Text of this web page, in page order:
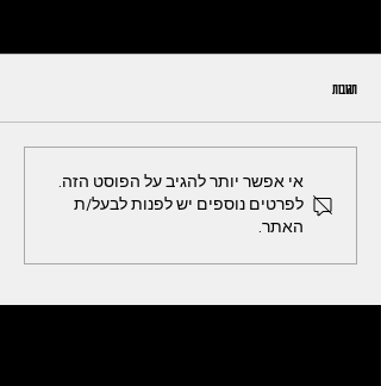
תגובות
אי אפשר יותר להגיב על הפוסט הזה.
לפרטים נוספים יש לפנות לבעל/ת
האתר.